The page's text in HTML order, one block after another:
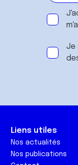
Je
Liens utiles
Nos actualités
Nos publications